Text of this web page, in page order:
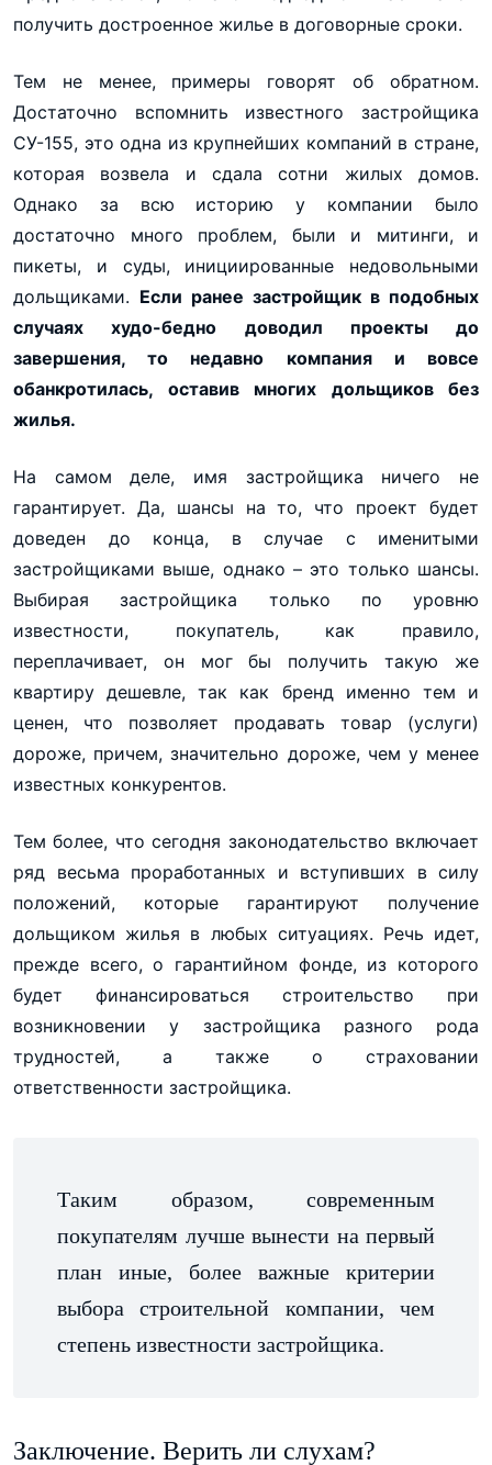
получить достроенное жилье в договорные сроки.
Тем не менее, примеры говорят об обратном.
Достаточно вспомнить известного застройщика
СУ-155, это одна из крупнейших компаний в стране,
которая возвела и сдала сотни жилых домов.
Однако за всю историю у компании было
достаточно много проблем, были и митинги, и
пикеты, и суды, инициированные недовольными
дольщиками. Если ранее застройщик в подобных
случаях худо-бедно доводил проекты до
завершения, то недавно компания и вовсе
обанкротилась, оставив многих дольщиков без
жилья.
На самом деле, имя застройщика ничего не
гарантирует. Да, шансы на то, что проект будет
доведен до конца, в случае с именитыми
застройщиками выше, однако – это только шансы.
Выбирая застройщика только по уровню
известности, покупатель, как правило,
переплачивает, он мог бы получить такую же
квартиру дешевле, так как бренд именно тем и
ценен, что позволяет продавать товар (услуги)
дороже, причем, значительно дороже, чем у менее
известных конкурентов.
Тем более, что сегодня законодательство включает
ряд весьма проработанных и вступивших в силу
положений, которые гарантируют получение
дольщиком жилья в любых ситуациях. Речь идет,
прежде всего, о гарантийном фонде, из которого
будет финансироваться строительство при
возникновении у застройщика разного рода
трудностей, а также о страховании
ответственности застройщика.
Таким образом, современным
покупателям лучше вынести на первый
план иные, более важные критерии
выбора строительной компании, чем
степень известности застройщика.
Заключение. Верить ли слухам?